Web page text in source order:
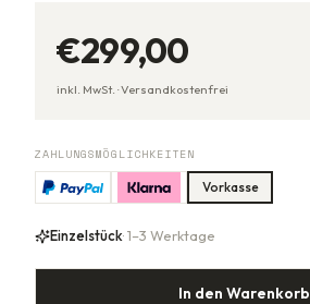
€299,00
inkl. MwSt. ·Versandkostenfrei
ZAHLUNGSMÖGLICHKEITEN
Vorkasse
Einzelstück· 1–3 Werktage
In den Warenkorb